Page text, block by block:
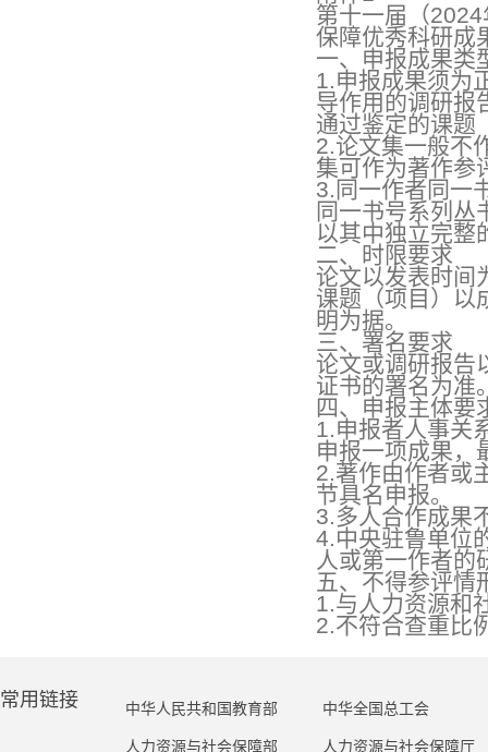
第十一届（
保障优秀科研成
一、申报成果类
1.申报成果须为
导作用的调研报
通过鉴定的课题
2.论文集一般不
集可作为著作参
3.同一作者同一
同一书号系列丛
以其中独立完整
二、时限要求
论文以发表时间
课题（项目）以
明为据。
三、署名要求
论文或调研报告
证书的署名为准
四、申报主体要
1.申报者人事关
申报一项成果，
2.著作由作者或
节具名申报。
3.多人合作成果
4.中央驻鲁单位
人或第一作者的
五、不得参评情
1.与人力资源和
2.不符合查重比
常用链接 中华人民共和国教育部 中华全国总工会
人力资源与社会保障部 人力资源与社会保障厅